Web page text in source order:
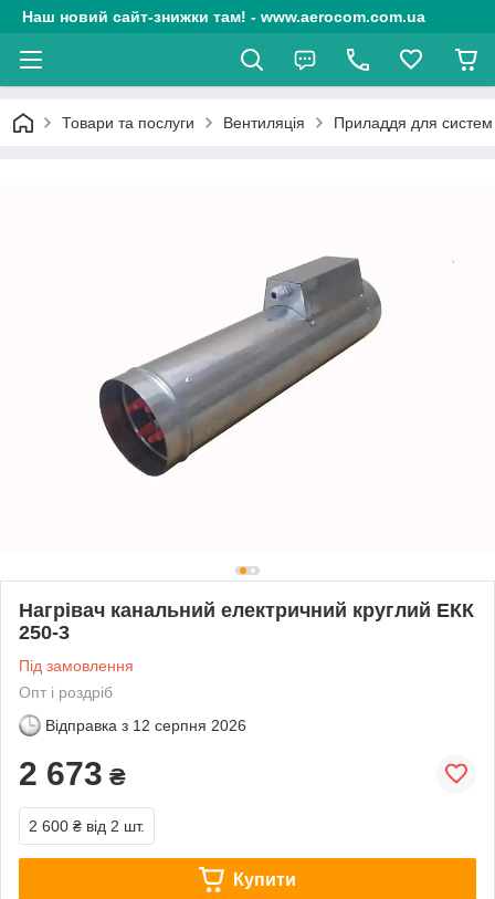
Наш новий сайт-знижки там! - www.aerocom.com.ua
Товари та послуги Вентиляція Приладдя для систем
Нагрівач канальний електричний круглий ЕКК
250-3
Під замовлення
Опт і роздріб
Відправка з 12 серпня 2026
2 673 ₴
2 600 ₴ від 2 шт.
Купити